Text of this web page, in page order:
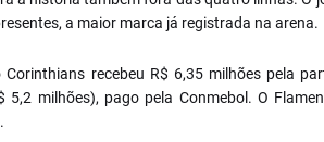
a maior marca já registrada na arena.
recebeu R$ 6,35 milhões pela
5,2 milhões), pago pela Conmebol. O